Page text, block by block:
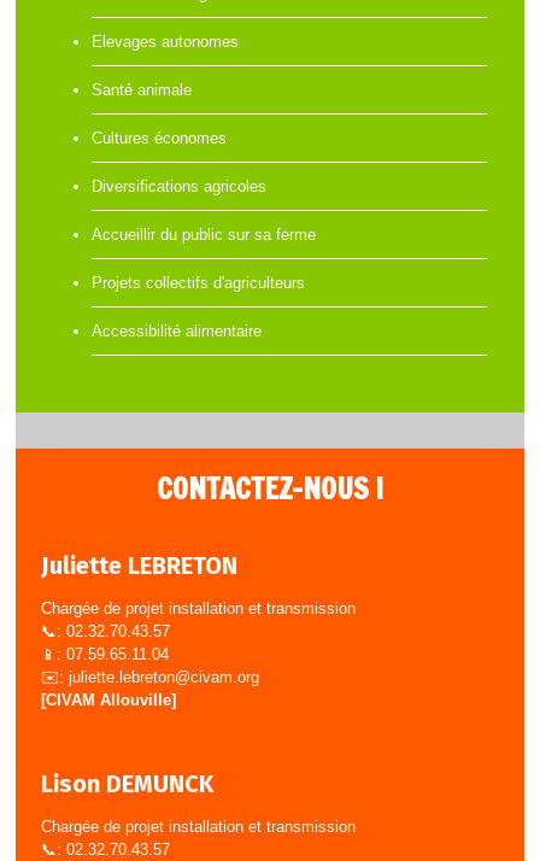
Elevages autonomes
Santé animale
Cultures économes
Diversifications agricoles
Accueillir du public sur sa ferme
Projets collectifs d'agriculteurs
Accessibilité alimentaire
CONTACTEZ-NOUS !
Juliette LEBRETON
Chargée de projet installation et transmission
📞: 02.32.70.43.57
📱: 07.59.65.11.04
✉️: juliette.lebreton@civam.org
[CIVAM Allouville]
Lison DEMUNCK
Chargée de projet installation et transmission
📞: 02.32.70.43.57